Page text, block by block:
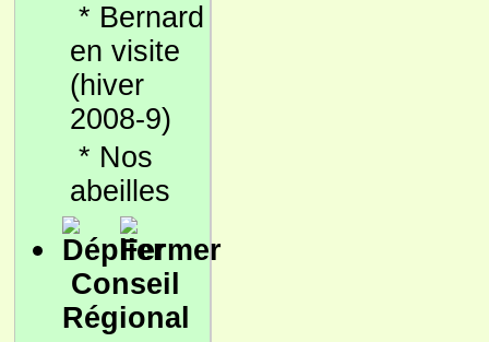
* Bernard
en visite
(hiver
2008-9)
* Nos
abeilles
Conseil
Régional